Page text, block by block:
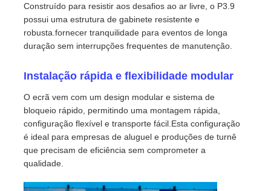
Solicitar Orçamento
Vídeo Wall Display de LED
Tela da tela LED
Tela do diodo emissor de luz do concerto
Aluguer de ecrãs de LED
Construído para resistir aos desafios ao ar livre, o P3.9
possui uma estrutura de gabinete resistente e
robusta.fornecer tranquilidade para eventos de longa
duração sem interrupções frequentes de manutenção.
Instalação rápida e flexibilidade modular
O ecrã vem com um design modular e sistema de
bloqueio rápido, permitindo uma montagem rápida,
configuração flexível e transporte fácil.Esta configuração
é ideal para empresas de aluguel e produções de turnê
que precisam de eficiência sem comprometer a
qualidade.